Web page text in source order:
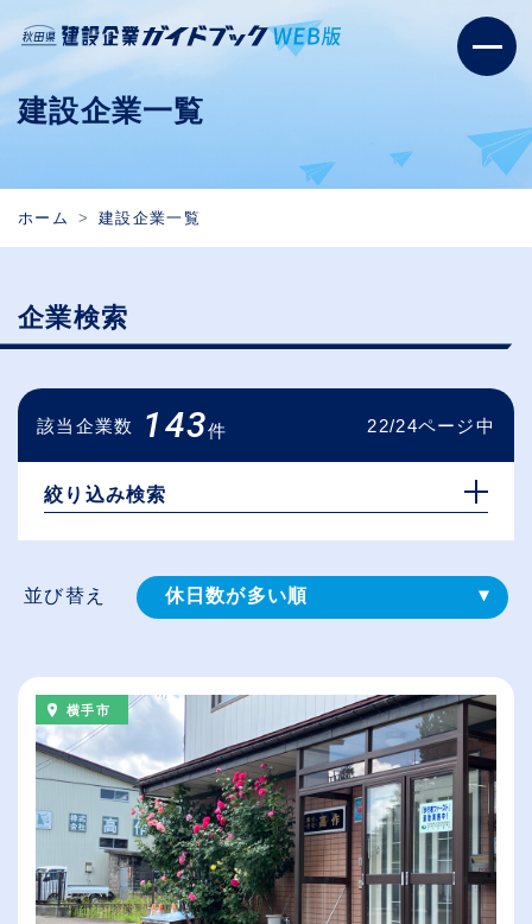
建設企業一覧
ホーム 建設企業一覧
企業検索
該当企業数 143件 22/24ページ中
絞り込み検索
並び替え 休日数が多い順
給与が高い順
（⾼卒の給与を基準）
従業員が多い順
横手市